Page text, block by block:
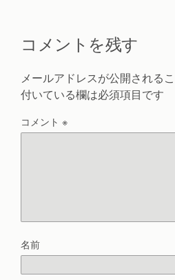
コメントを残す
メールアドレスが公開される
付いている欄は必須項目です
コメント ※
名前